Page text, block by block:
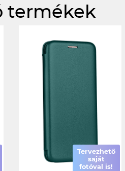
termékek
Tervezhető
saját
fotóval is!